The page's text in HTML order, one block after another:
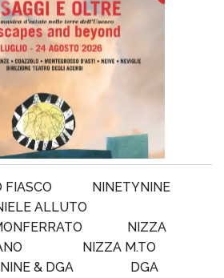
FIASCO
NINETYNINE
ALLUTO
NIZZA
NIZZA M.TO
& DGA
DGA